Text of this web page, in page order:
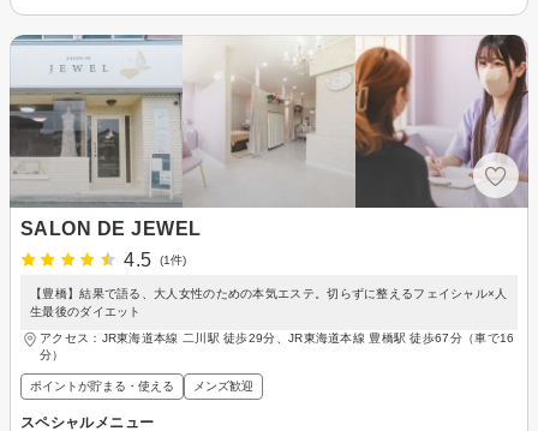
SALON DE JEWEL
4.5
(1件)
【豊橋】結果で語る、大人女性のための本気エステ。切らずに整えるフェイシャル×人
生最後のダイエット
アクセス：JR東海道本線 二川駅 徒歩29分、JR東海道本線 豊橋駅 徒歩67分（車で16
分）
ポイントが貯まる・使える メンズ歓迎
スペシャルメニュー